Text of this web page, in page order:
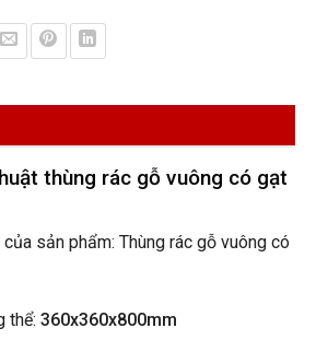
thùng rác gỗ vuông có gạt
sản phẩm: Thùng rác gỗ vuông có
thể: 360x360x800mm